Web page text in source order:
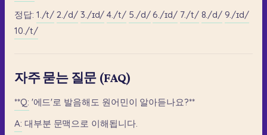
정답: 1./t/ 2./d/ 3./ɪd/ 4./t/ 5./d/ 6./ɪd/ 7./t/ 8./d/ 9./ɪd/
10./t/
자주 묻는 질문 (FAQ)
**Q: '에드'로 발음해도 원어민이 알아듣나요?**
A: 대부분 문맥으로 이해됩니다.